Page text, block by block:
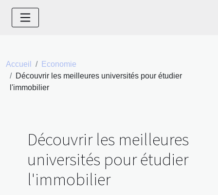
Accueil
Economie
Découvrir les meilleures universités pour étudier
l'immobilier
Découvrir les meilleures
universités pour étudier
l'immobilier